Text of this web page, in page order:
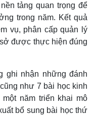
tảng quan trọng để
trong năm. Kết quả
vụ, phân cấp quản lý
được thực hiện đúng
ghi nhận những đánh
như 7 bài học kinh
năm triển khai mô
bổ sung bài học thứ